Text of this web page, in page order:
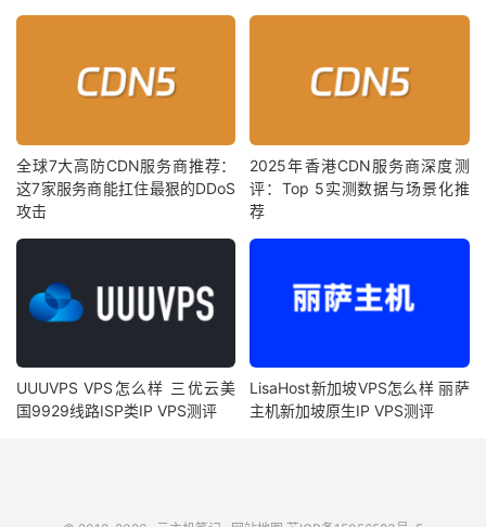
全球7大高防CDN服务商推荐：
这7家服务商能扛住最狠的DDoS
攻击
2025年香港CDN服务商深度测
评：Top 5实测数据与场景化推
荐
UUUVPS VPS怎么样 三优云美
国9929线路ISP类IP VPS测评
LisaHost新加坡VPS怎么样 丽萨
主机新加坡原生IP VPS测评